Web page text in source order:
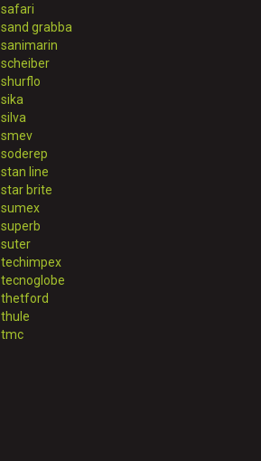
safari
sand grabba
sanimarin
scheiber
shurflo
sika
silva
smev
soderep
stan line
star brite
sumex
superb
suter
techimpex
tecnoglobe
thetford
thule
tmc